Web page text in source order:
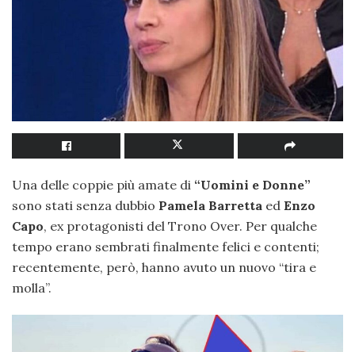
Una delle coppie più amate di “Uomini e Donne”
sono stati senza dubbio Pamela Barretta ed Enzo
Capo, ex protagonisti del Trono Over. Per qualche
tempo erano sembrati finalmente felici e contenti;
recentemente, però, hanno avuto un nuovo “tira e
molla”.